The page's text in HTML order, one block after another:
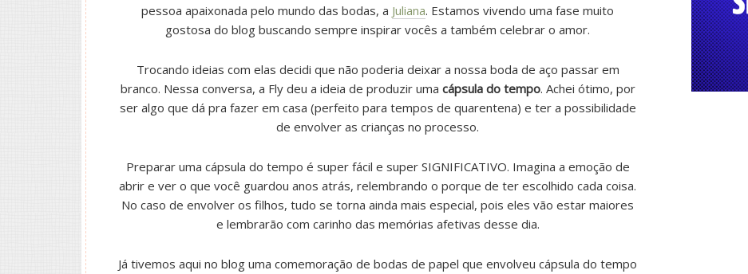
pessoa apaixonada pelo mundo das bodas, a Juliana. Estamos vivendo uma fase muito
gostosa do blog buscando sempre inspirar vocês a também celebrar o amor.
Trocando ideias com elas decidi que não poderia deixar a nossa boda de aço passar em
branco. Nessa conversa, a Fly deu a ideia de produzir uma cápsula do tempo. Achei ótimo, por
ser algo que dá pra fazer em casa (perfeito para tempos de quarentena) e ter a possibilidade
de envolver as crianças no processo.
Preparar uma cápsula do tempo é super fácil e super SIGNIFICATIVO. Imagina a emoção de
abrir e ver o que você guardou anos atrás, relembrando o porque de ter escolhido cada coisa.
No caso de envolver os filhos, tudo se torna ainda mais especial, pois eles vão estar maiores
e lembrarão com carinho das memórias afetivas desse dia.
Já tivemos aqui no blog uma comemoração de bodas de papel que envolveu cápsula do tempo